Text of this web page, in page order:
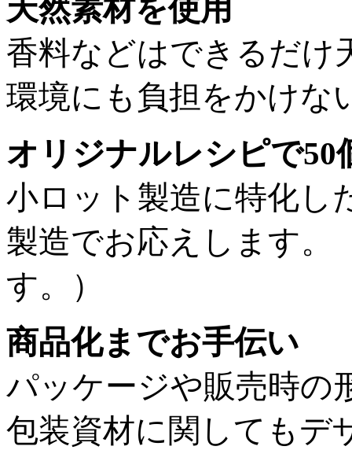
天然素材を使用
香料などはできるだけ
環境にも負担をかけな
オリジナルレシピで50
小ロット製造に特化し
製造でお応えします。
す。）
商品化までお手伝い
パッケージや販売時の
包装資材に関してもデ